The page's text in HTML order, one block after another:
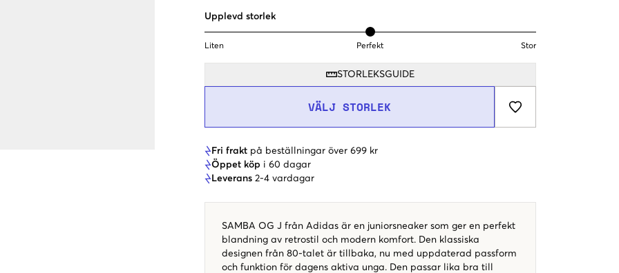
Upplevd storlek
Liten Perfekt Stor
STORLEKSGUIDE
VÄLJ STORLEK
Fri frakt på beställningar över 699 kr
Öppet köp i 60 dagar
Leverans 2-4 vardagar
SAMBA OG J från Adidas är en juniorsneaker som ger en perfekt
blandning av retrostil och modern komfort. Den klassiska
designen från 80-talet är tillbaka, nu med uppdaterad passform
och funktion för dagens aktiva unga. Den passar lika bra till